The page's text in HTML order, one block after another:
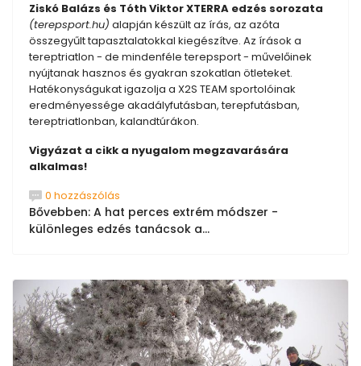
Ziskó Balázs és Tóth Viktor XTERRA edzés sorozata
(terepsport.hu) alapján készült az írás, az azóta
összegyűlt tapasztalatokkal kiegészítve. Az írások a
tereptriatlon - de mindenféle terepsport - művelőinek
nyújtanak hasznos és gyakran szokatlan ötleteket.
Hatékonyságukat igazolja a X2S TEAM sportolóinak
eredményessége akadályfutásban, terepfutásban,
tereptriatlonban, kalandtúrákon.
Vigyázat a cikk a nyugalom megzavarására
alkalmas!
0 hozzászólás
Bővebben: A hat perces extrém módszer -
különleges edzés tanácsok a...